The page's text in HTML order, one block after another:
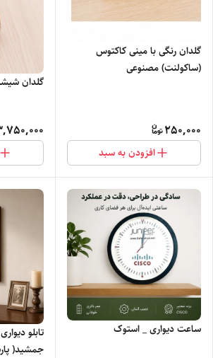
گلدان رنگی با مینی کاکتوس
(ساکولنت) مصنوعی
250,000
افزودن به سبد
گلدان شیشه ای دو رنگ
ساعت دیواری _ استوک
تابلو
جمشید(